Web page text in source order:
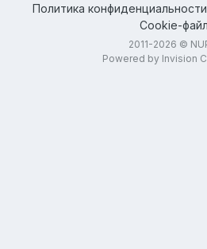
Политика конфиденциальности
Cookie-
2011-2026 ©
Powered by Invision